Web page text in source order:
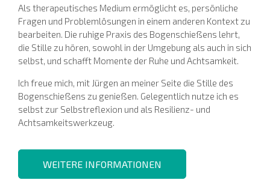
Als therapeutisches Medium ermöglicht es, persönliche
Fragen und Problemlösungen in einem anderen Kontext zu
bearbeiten. Die ruhige Praxis des Bogenschießens lehrt,
die Stille zu hören, sowohl in der Umgebung als auch in sich
selbst, und schafft Momente der Ruhe und Achtsamkeit.
Ich freue mich, mit Jürgen an meiner Seite die Stille des
Bogenschießens zu genießen. Gelegentlich nutze ich es
selbst zur Selbstreflexion und als Resilienz- und
Achtsamkeitswerkzeug.
WEITERE INFORMATIONEN